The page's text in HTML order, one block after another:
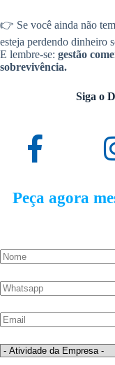
👉 Se você ainda não
esteja perdendo dinheiro
E lembre-se: gestão
sobrevivência.
Siga o
Peça agora